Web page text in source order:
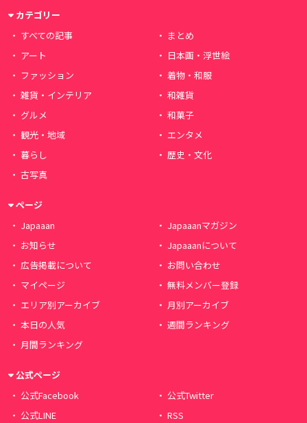
カテゴリー
すべての記事
まとめ
アート
日本画・浮世絵
ファッション
着物・和服
雑貨・インテリア
和雑貨
グルメ
和菓子
観光・地域
エンタメ
暮らし
歴史・文化
古写真
ページ
Japaaan
Japaaanマガジン
お知らせ
Japaaanについて
広告掲載について
お問い合わせ
マイページ
無料メンバー登録
エリア別アーカイブ
月別アーカイブ
本日の人気
週間ランキング
月間ランキング
公式ページ
公式Facebook
公式Twitter
公式LINE
RSS